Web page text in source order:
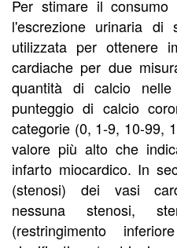
Per stimare il
l'escrezione urinaria
utilizzata per ottenere
cardiache per due
quantità di calcio
punteggio di calcio
categorie (0, 1-9, 10-99,
valore più alto che
infarto miocardico. In
(stenosi) dei vasi
nessuna stenosi,
(restringimento